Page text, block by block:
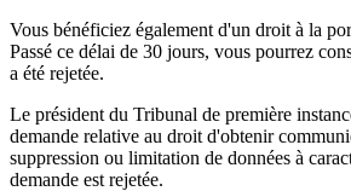
Vous bénéficiez également d'un droit à la
Passé ce délai de 30 jours, vous pourrez
a été rejetée.
Le président du Tribunal de première
demande relative au droit d'obtenir
suppression ou limitation de données à
demande est rejetée.